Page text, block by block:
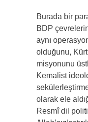
Burada bir
BDP
aynı
olduğunu,
misyonunu
Kemalist
olarak ele
Resmî dil